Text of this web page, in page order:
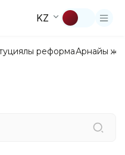
KZ
реформаАрнайы